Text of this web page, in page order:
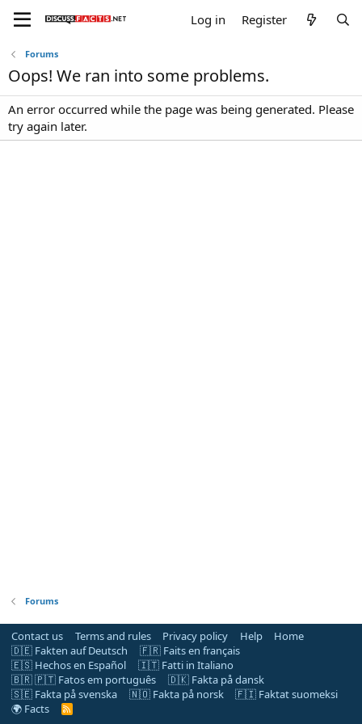
Log in Register
Forums
Oops! We ran into some problems.
An error occurred while the page was being generated. Please
try again later.
Forums
Contact us Terms and rules Privacy policy Help
Home
🇩🇪 Fakten auf Deutsch
🇫🇷 Faits en français
🇪🇸 Hechos en Español
🇮🇹 Fatti in Italiano
🇧🇷 🇵🇹 Fatos em português
🇩🇰 Fakta på dansk
🇸🇪 Fakta på svenska
🇳🇴 Fakta på norsk
🇫🇮 Faktat suomeksi
🌍 Facts
R